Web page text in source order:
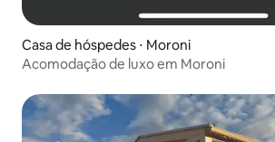
Casa de hóspedes ⋅ Moroni
Acomodação de luxo em Moroni